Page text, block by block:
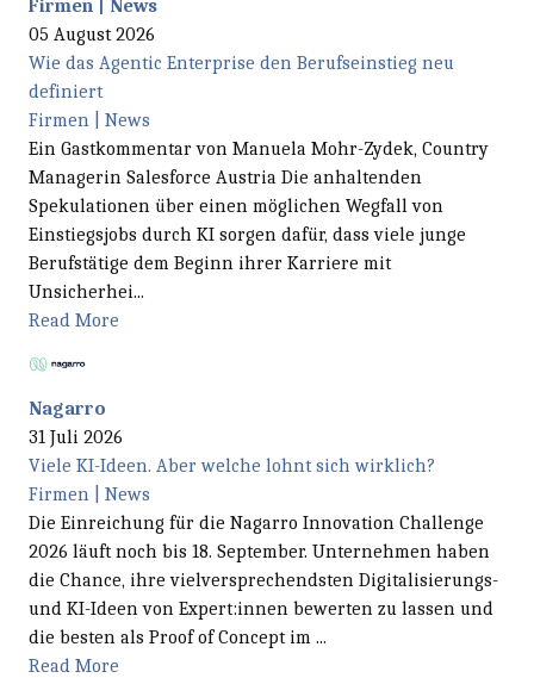
Firmen | News
05 August 2026
Wie das Agentic Enterprise den Berufseinstieg neu
definiert
Firmen | News
Ein Gastkommentar von Manuela Mohr-Zydek, Country
Managerin Salesforce Austria Die anhaltenden
Spekulationen über einen möglichen Wegfall von
Einstiegsjobs durch KI sorgen dafür, dass viele junge
Berufstätige dem Beginn ihrer Karriere mit
Unsicherhei...
Read More
Nagarro
31 Juli 2026
Viele KI-Ideen. Aber welche lohnt sich wirklich?
Firmen | News
Die Einreichung für die Nagarro Innovation Challenge
2026 läuft noch bis 18. September. Unternehmen haben
die Chance, ihre vielversprechendsten Digitalisierungs-
und KI-Ideen von Expert:innen bewerten zu lassen und
die besten als Proof of Concept im ...
Read More